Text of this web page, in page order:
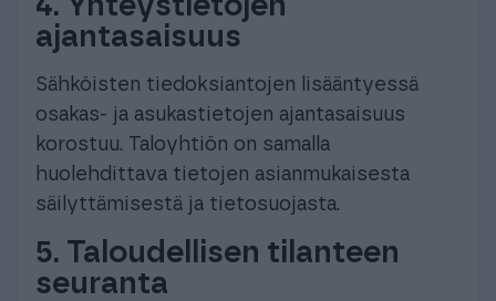
4. Yhteystietojen
ajantasaisuus
Sähköisten tiedoksiantojen lisääntyessä
osakas- ja asukastietojen ajantasaisuus
korostuu. Taloyhtiön on samalla
huolehdittava tietojen asianmukaisesta
säilyttämisestä ja tietosuojasta.
5. Taloudellisen tilanteen
seuranta